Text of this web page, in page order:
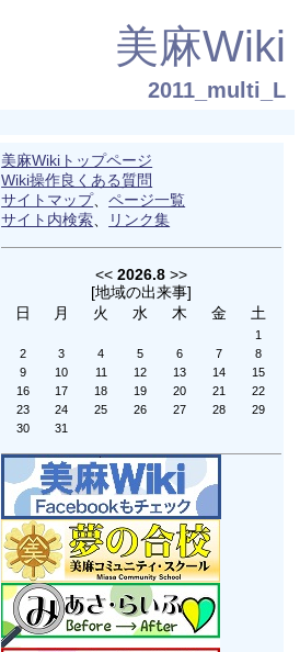
美麻Wiki
2011_multi_L
美麻Wikiトップページ
Wiki操作良くある質問
サイトマップ、ページ一覧
サイト内検索、 リンク集
<< 2026.8 >>
[地域の出来事]
日
月 火 水 木 金 土
1
2
3 4 5 6 7
8
9
10 11 12 13 14
15
16
17 18 19 20 21
22
23
24 25 26 27 28
29
30
31